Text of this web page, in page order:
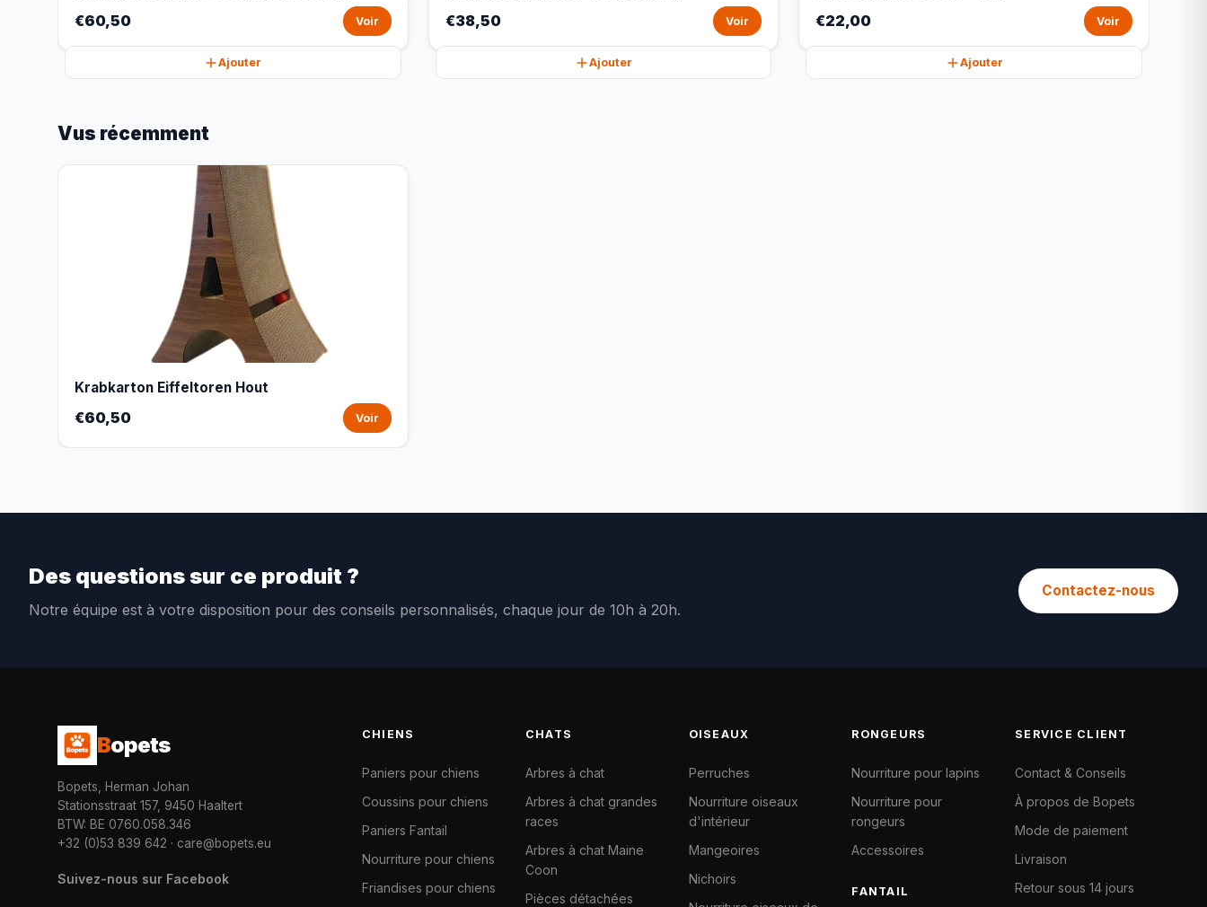
€60,50 Voir
Ajouter
€38,50 Voir
Ajouter
€22,00 Voir
Ajouter
Vus récemment
Krabkarton Eiffeltoren Hout
€60,50 Voir
Des questions sur ce produit ?
Notre équipe est à votre disposition pour des conseils personnalisés, chaque jour de 10h à 20h.
Contactez-nous
Bopets
Bopets, Herman Johan
Stationsstraat 157, 9450 Haaltert
BTW: BE 0760.058.346
+32 (0)53 839 642 · care@bopets.eu
Suivez-nous sur Facebook
CHIENS
Paniers pour chiens
Coussins pour chiens
Paniers Fantail
Nourriture pour chiens
Friandises pour chiens
CHATS
Arbres à chat
Arbres à chat grandes
races
Arbres à chat Maine
Coon
Pièces détachées
OISEAUX
Perruches
Nourriture oiseaux
d'intérieur
Mangeoires
Nichoirs
RONGEURS
Nourriture pour lapins
Nourriture pour
rongeurs
Accessoires
FANTAIL
SERVICE CLIENT
Contact & Conseils
À propos de Bopets
Mode de paiement
Livraison
Retour sous 14 jours